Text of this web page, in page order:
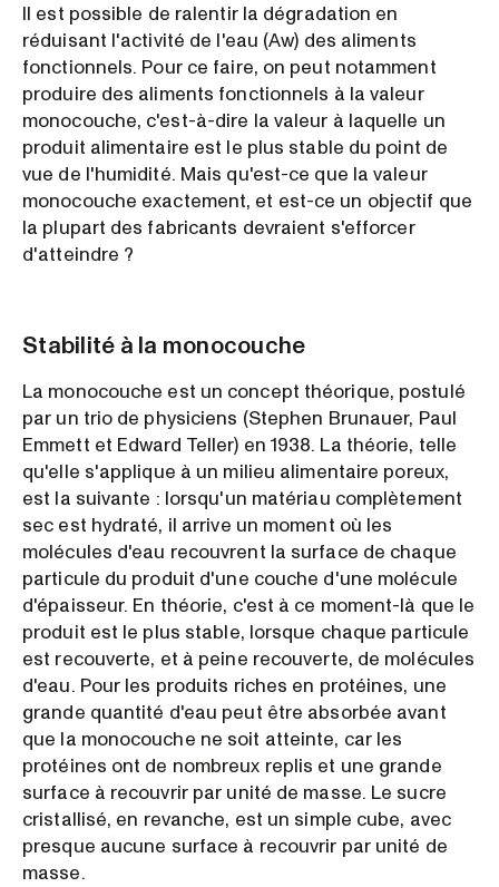
Il est possible de ralentir la dégradation en
réduisant l'activité de l'eau (Aw) des aliments
fonctionnels. Pour ce faire, on peut notamment
produire des aliments fonctionnels à la valeur
monocouche, c'est-à-dire la valeur à laquelle un
produit alimentaire est le plus stable du point de
vue de l'humidité. Mais qu'est-ce que la valeur
monocouche exactement, et est-ce un objectif que
la plupart des fabricants devraient s'efforcer
d'atteindre ?
Stabilité à la monocouche
La monocouche est un concept théorique, postulé
par un trio de physiciens (Stephen Brunauer, Paul
Emmett et Edward Teller) en 1938. La théorie, telle
qu'elle s'applique à un milieu alimentaire poreux,
est la suivante : lorsqu'un matériau complètement
sec est hydraté, il arrive un moment où les
molécules d'eau recouvrent la surface de chaque
particule du produit d'une couche d'une molécule
d'épaisseur. En théorie, c'est à ce moment-là que le
produit est le plus stable, lorsque chaque particule
est recouverte, et à peine recouverte, de molécules
d'eau. Pour les produits riches en protéines, une
grande quantité d'eau peut être absorbée avant
que la monocouche ne soit atteinte, car les
protéines ont de nombreux replis et une grande
surface à recouvrir par unité de masse. Le sucre
cristallisé, en revanche, est un simple cube, avec
presque aucune surface à recouvrir par unité de
masse.